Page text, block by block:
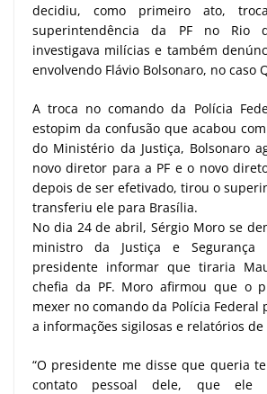
decidiu, como primeiro ato,
superintendência da PF no Rio
investigava milícias e também
envolvendo Flávio Bolsonaro, no caso
A troca no comando da Polícia
estopim da confusão que acabou
do Ministério da Justiça, Bolsonaro
novo diretor para a PF e o novo
depois de ser efetivado, tirou o
transferiu ele para Brasília.
No dia 24 de abril, Sérgio Moro se
ministro da Justiça e Segurança
presidente informar que tiraria
chefia da PF. Moro afirmou que o
mexer no comando da Polícia Federal
a informações sigilosas e relatórios
“O presidente me disse que queria
contato pessoal dele, que ele